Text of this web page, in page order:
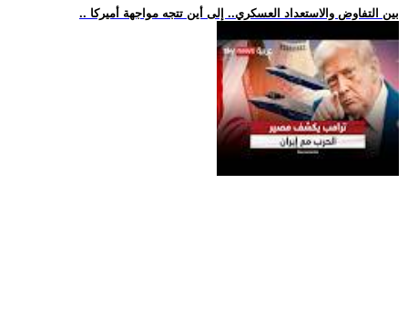
.. بين التفاوض والاستعداد العسكري.. إلى أين تتجه مواجهة أميركا